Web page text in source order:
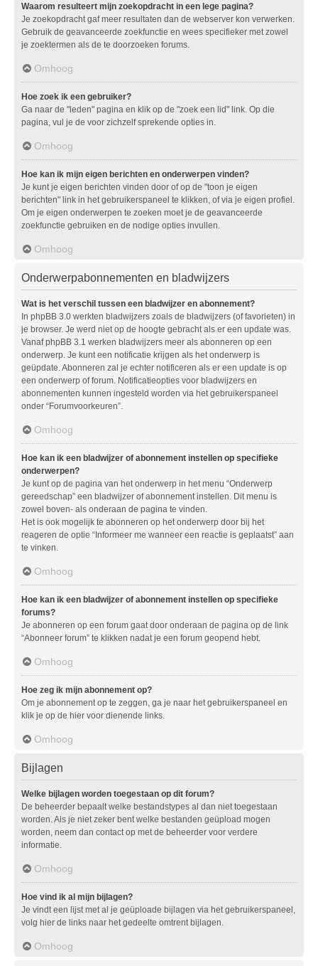
Waarom resulteert mijn zoekopdracht in een lege pagina?
Je zoekopdracht gaf meer resultaten dan de webserver kon verwerken.
Gebruik de geavanceerde zoekfunctie en wees specifieker met zowel
je zoektermen als de te doorzoeken forums.
Omhoog
Hoe zoek ik een gebruiker?
Ga naar de "leden" pagina en klik op de "zoek een lid" link. Op die
pagina, vul je de voor zichzelf sprekende opties in.
Omhoog
Hoe kan ik mijn eigen berichten en onderwerpen vinden?
Je kunt je eigen berichten vinden door of op de "toon je eigen
berichten" link in het gebruikerspaneel te klikken, of via je eigen profiel.
Om je eigen onderwerpen te zoeken moet je de geavanceerde
zoekfunctie gebruiken en de nodige opties invullen.
Omhoog
Onderwerpabonnementen en bladwijzers
Wat is het verschil tussen een bladwijzer en abonnement?
In phpBB 3.0 werkten bladwijzers zoals de bladwijzers (of favorieten) in
je browser. Je werd niet op de hoogte gebracht als er een update was.
Vanaf phpBB 3.1 werken bladwijzers meer als abonneren op een
onderwerp. Je kunt een notificatie krijgen als het onderwerp is
geüpdate. Abonneren zal je echter notificeren als er een update is op
een onderwerp of forum. Notificatieopties voor bladwijzers en
abonnementen kunnen ingesteld worden via het gebruikerspaneel
onder “Forumvoorkeuren”.
Omhoog
Hoe kan ik een bladwijzer of abonnement instellen op specifieke
onderwerpen?
Je kunt op de pagina van het onderwerp in het menu “Onderwerp
gereedschap” een bladwijzer of abonnement instellen. Dit menu is
zowel boven- als onderaan de pagina te vinden.
Het is ook mogelijk te abonneren op het onderwerp door bij het
reageren de optie “Informeer me wanneer een reactie is geplaatst” aan
te vinken.
Omhoog
Hoe kan ik een bladwijzer of abonnement instellen op specifieke
forums?
Je abonneren op een forum gaat door onderaan de pagina op de link
“Abonneer forum” te klikken nadat je een forum geopend hebt.
Omhoog
Hoe zeg ik mijn abonnement op?
Om je abonnement op te zeggen, ga je naar het gebruikerspaneel en
klik je op de hier voor dienende links.
Omhoog
Bijlagen
Welke bijlagen worden toegestaan op dit forum?
De beheerder bepaalt welke bestandstypes al dan niet toegestaan
worden. Als je niet zeker bent welke bestanden geüpload mogen
worden, neem dan contact op met de beheerder voor verdere
informatie.
Omhoog
Hoe vind ik al mijn bijlagen?
Je vindt een lijst met al je geüploade bijlagen via het gebruikerspaneel,
volg hier de links naar het gedeelte omtrent bijlagen.
Omhoog